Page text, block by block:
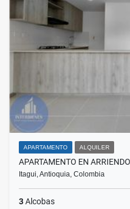
APARTAMENTO ALQUILER
APARTAMENTO EN
Itagui, Antioquia, Colombia
3Alcobas